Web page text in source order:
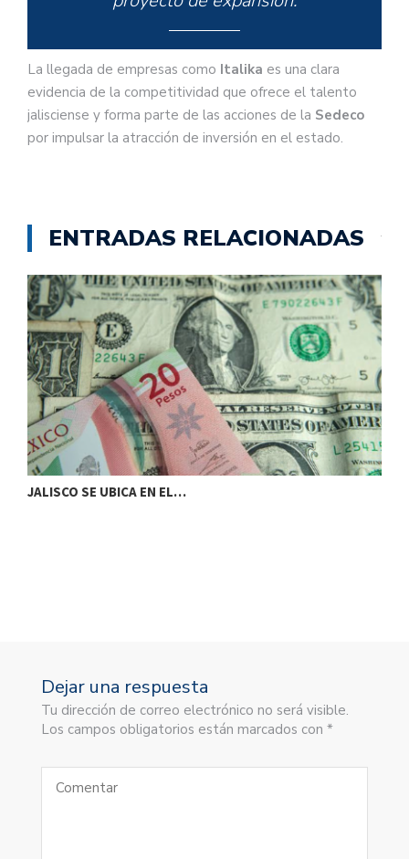
La llegada de empresas como Italika es una clara
evidencia de la competitividad que ofrece el talento
jalisciense y forma parte de las acciones de la Sedeco
por impulsar la atracción de inversión en el estado.
ENTRADAS RELACIONADAS
JALISCO SE UBICA EN EL…
Dejar una respuesta
Tu dirección de correo electrónico no será visible.
Los campos obligatorios están marcados con *